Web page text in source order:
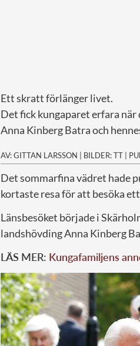
Ett skratt förlänger livet.
Det fick kungaparet erfara
Anna Kinberg Batra och
AV: GITTAN LARSSON BILDER: TT
Det sommarfina vädret hade
kortaste resa för att besöka
Länsbesöket började i
landshövding Anna Kinberg
LÄS MER: Kungafamiljens